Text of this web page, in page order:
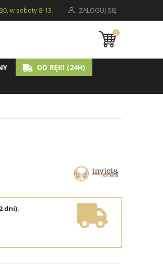
ZALOGUJ SIĘ
w soboty 8-13.
0
OD RĘKI (24H)
dni).